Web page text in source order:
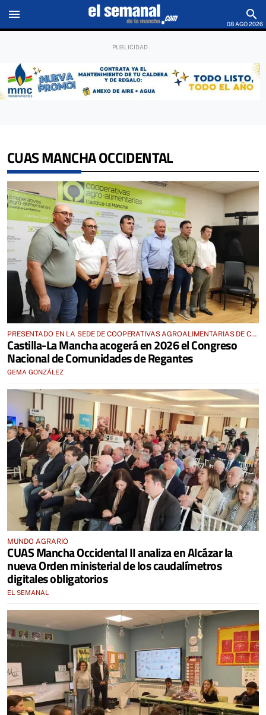
menu search
08 AGO 2026
CUAS MANCHA OCCIDENTAL
PRESENTADO EN LA SEDE DE COOPERATIVAS AGROALIMENTARIAS DE C-
LM EN ALCÁZAR
Castilla-La Mancha acogerá en 2026 el Congreso
Nacional de Comunidades de Regantes
GEMA GONZÁLEZ
MUNDO AGRARIO
CUAS Mancha Occidental II analiza en Alcázar la
nueva Orden ministerial de los caudalímetros
digitales obligatorios
EL SEMANAL